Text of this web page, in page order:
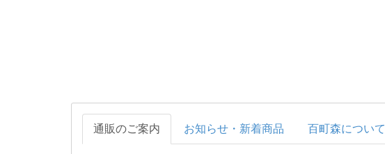
通販のご案内 お知らせ・新着商品 百町森について